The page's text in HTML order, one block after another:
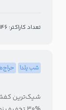
تعداد کاراکتر: 146
شب یلدا
شیک‌ترین